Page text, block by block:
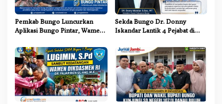
s
Pemkab Bungo Luncurkan
Aplikasi Bungo Pintar, Wamen
Pendidikan yang Progresif
Sekda Bungo Dr. Donny
Iskandar Lantik 4 Pejabat di